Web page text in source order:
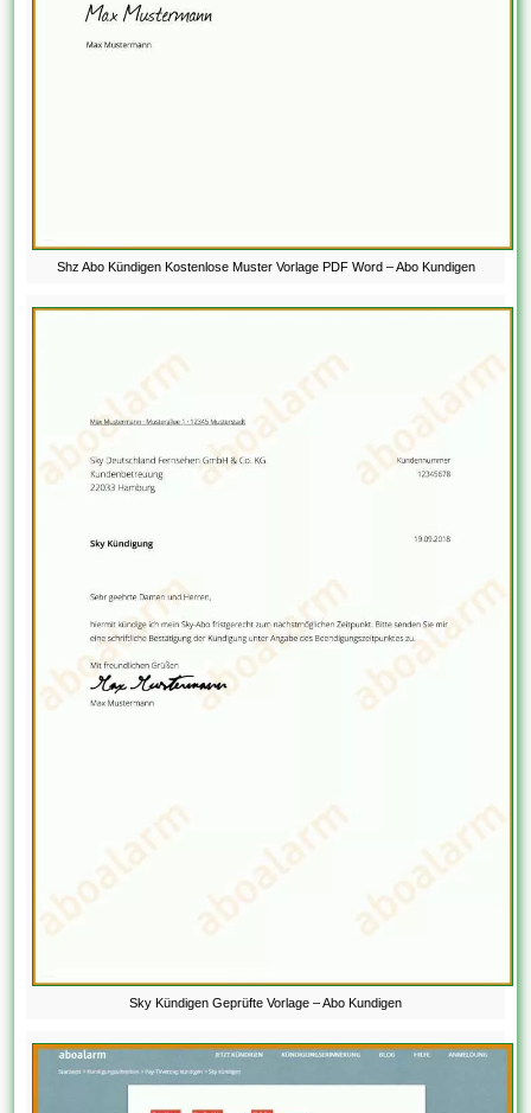
Shz Abo Kündigen Kostenlose Muster Vorlage PDF Word – Abo Kundigen
Sky Kündigen Geprüfte Vorlage – Abo Kundigen